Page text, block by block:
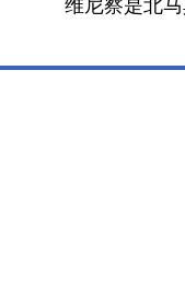
维尼察是北